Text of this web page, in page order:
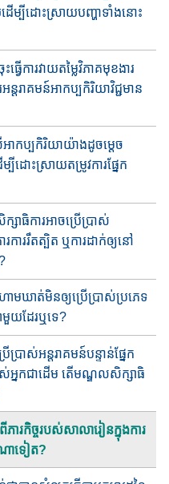
ម្បី​ដោះស្រាយ​បញ្ហា​ទាំង​នោះ​
ើការវាយតម្លៃ​វិភាគ​មុខងារ​
តរាគមន៍​អាកប្បកិរិយា​វិជ្ជមាន​
អាកប្បកិរិយា​យ៉ាង​ដូចម្តេច
បី​ដោះស្រាយ​តម្រូវ​ការ​ផ្នែក​
ធិការអាចប្រើ​ប្រាស់
ការរឹត​ត្បិត ឬការដាក់ឲ្យ​នៅ
មឃាត់​មិនឲ្យ​ប្រើប្រាស់​ប្រភេទ​
មួយ​ដែរឬទេ​?
ាស់​អន្តរាគមន៍​បន្ទាន់ផ្នែក​
អ្នក​ជាដើម តើ​មណ្ឌល​សិក្សា​ធិ
ារកិច្ច​របស់សាលា​រៀន​ក្នុងការ​
ណាទៀត​?